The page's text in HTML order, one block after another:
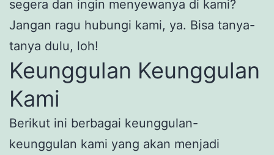
segera dan ingin menyewanya di kami?
Jangan ragu hubungi kami, ya. Bisa tanya-
tanya dulu, loh!
Keunggulan Keunggulan
Kami
Berikut ini berbagai keunggulan-
keunggulan kami yang akan menjadi